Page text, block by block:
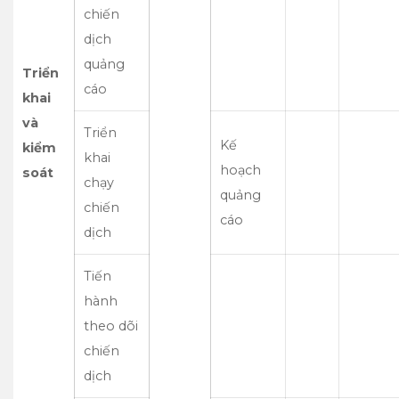
Triển
khai
và
kiểm
soát
chiến
dịch
quảng
cáo
Triển
khai
chạy
chiến
dịch
Kế
hoạch
quảng
cáo
Tiến
hành
theo dõi
chiến
dịch